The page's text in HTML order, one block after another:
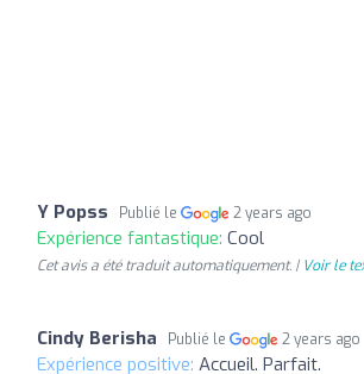
Y Popss Publié le 2 years ago
Expérience fantastique: Cool
Cet avis a été traduit automatiquement. | Voir le
Cindy Berisha Publié le 2 years ago
Expérience positive: Accueil. Parfait.